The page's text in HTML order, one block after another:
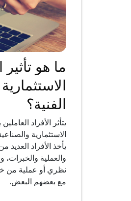
ما هو
الفنية؟
يتأثر الأفراد
الاستثمارية
يأخذ الأفراد العديد
والعملية
نظري أو عملية من
مع بعضهم البعض.